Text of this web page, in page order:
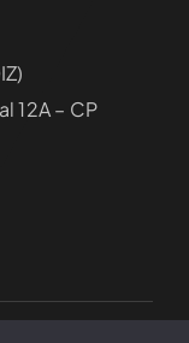
12A – CP